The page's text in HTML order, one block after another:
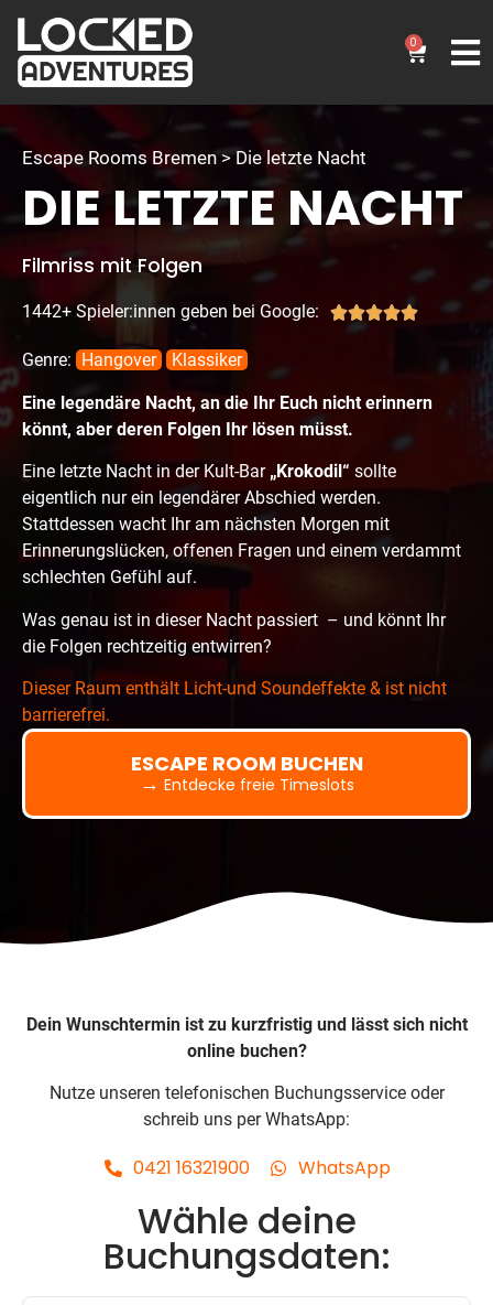
0
Escape Rooms Bremen > Die letzte Nacht
DIE LETZTE NACHT
Filmriss mit Folgen
1442+ Spieler:innen geben bei Google: 
Genre: Hangover Klassiker
Eine legendäre Nacht, an die Ihr Euch nicht erinnern
könnt, aber deren Folgen Ihr lösen müsst.
Eine letzte Nacht in der Kult-Bar „Krokodil“ sollte
eigentlich nur ein legendärer Abschied werden.
Stattdessen wacht Ihr am nächsten Morgen mit
Erinnerungslücken, offenen Fragen und einem verdammt
schlechten Gefühl auf.
Was genau ist in dieser Nacht passiert – und könnt Ihr
die Folgen rechtzeitig entwirren?
Dieser Raum enthält Licht-und Soundeffekte & ist nicht
barrierefrei.
ESCAPE ROOM BUCHEN
→ Entdecke freie Timeslots
Dein Wunschtermin ist zu kurzfristig und lässt sich nicht
online buchen?
Nutze unseren telefonischen Buchungsservice oder
schreib uns per WhatsApp:
0421 16321900 WhatsApp
Wähle deine
Buchungsdaten: